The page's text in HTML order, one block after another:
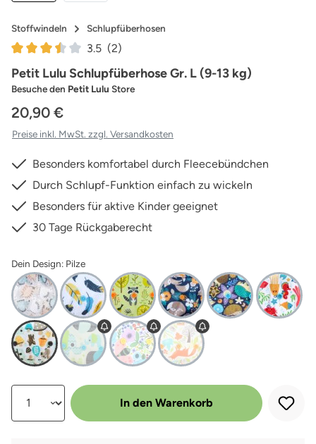
Stoffwindeln Schlupfüberhosen
3.5 (2)
Petit Lulu Schlupfüberhose Gr. L (9-13 kg)
Besuche den Petit Lulu Store
20,90 €
Preise inkl. MwSt. zzgl. Versandkosten
Besonders komfortabel durch Fleecebündchen
Durch Schlupf-Funktion einfach zu wickeln
Besonders für aktive Kinder geeignet
30 Tage Rückgaberecht
Dein Design: Pilze
Produkt Anzahl: Gib den gewünschten Wert ein oder benutze die
In den Warenkorb